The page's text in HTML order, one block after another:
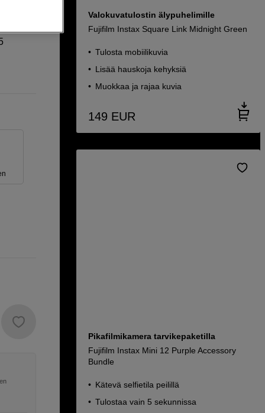
Valokuvatulostin älypuhelimille
Fujifilm Instax Square Link Midnight Green
Tulosta mobiilikuvia
Lisää hauskoja kehyksiä
Muokkaa ja rajaa kuvia
149 EUR
Pikafilmikamera tarvikepaketilla
Fujifilm Instax Mini 12 Purple Accessory
Bundle
Kätevä selfietila peilillä
Tulostaa vain 5 sekunnissa